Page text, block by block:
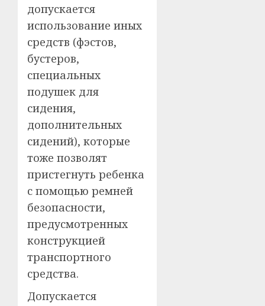
допускается
использование иных
средств (фэстов,
бустеров,
специальных
подушек для
сидения,
дополнительных
сидений), которые
тоже позволят
пристегнуть ребенка
с помощью ремней
безопасности,
предусмотренных
конструкцией
транспортного
средства.
Допускается